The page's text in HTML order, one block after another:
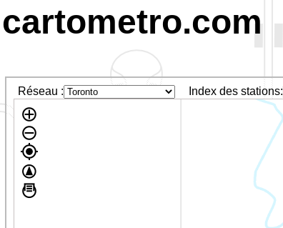
cartometro.com
Réseau : Index des stations: